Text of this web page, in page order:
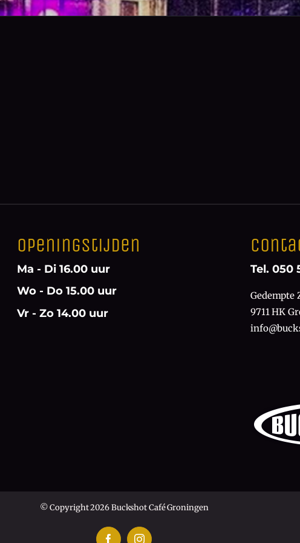
Openingstijden
Ma - Di 16.00 uur
Wo - Do 15.00 uur
Vr - Zo 14.00 uur
Tel. 050
Gedempte
9711 HK
© Copyright 2026 Buckshot Café Groningen